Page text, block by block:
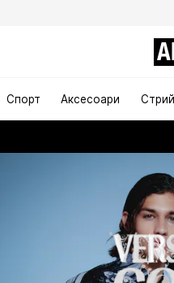
Спорт Аксесоари